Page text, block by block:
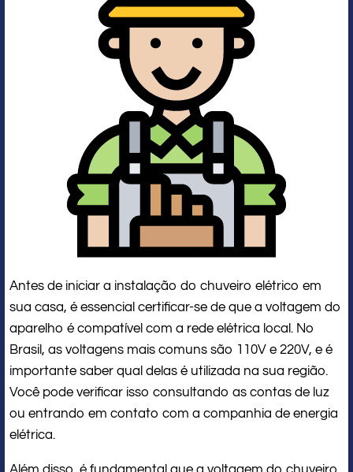
Antes de iniciar a instalação do chuveiro elétrico em
sua casa, é essencial certificar-se de que a voltagem do
aparelho é compatível com a rede elétrica local. No
Brasil, as voltagens mais comuns são 110V e 220V, e é
importante saber qual delas é utilizada na sua região.
Você pode verificar isso consultando as contas de luz
ou entrando em contato com a companhia de energia
elétrica.